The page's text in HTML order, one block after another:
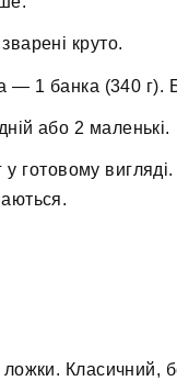
круто.
— 1 банка (340 г).
або 2 маленькі.
готовому
Класичний,